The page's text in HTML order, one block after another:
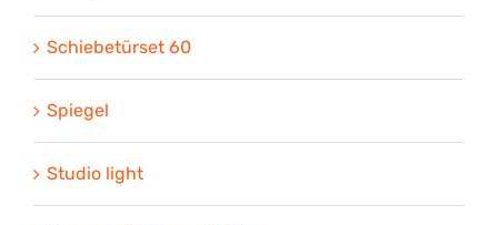
Schiebetürset 60
Spiegel
Studio light